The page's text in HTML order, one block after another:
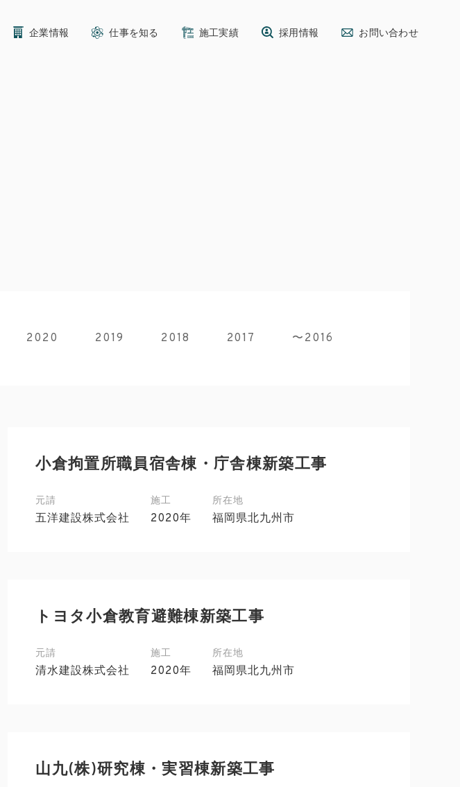
企業情報 仕事を知る 施工実績 採用情報 お問い合わせ
2020 2019 2018 2017 〜2016
小倉拘置所職員宿舎棟・庁舎棟新築工事
元請
五洋建設株式会社
施工
2020年
所在地
福岡県北九州市
トヨタ小倉教育避難棟新築工事
元請
清水建設株式会社
施工
2020年
所在地
福岡県北九州市
山九(株)研究棟・実習棟新築工事